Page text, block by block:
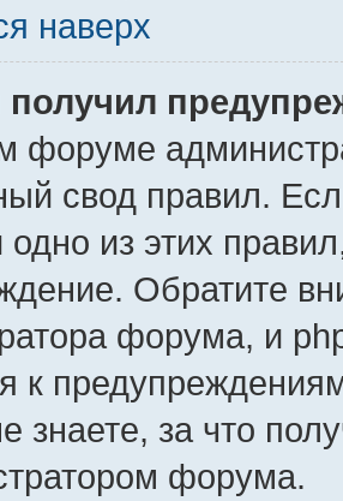
наверх
получил
форуме
свод правил.
из этих
Обратите
форума, и
к
знаете, за что
форума.